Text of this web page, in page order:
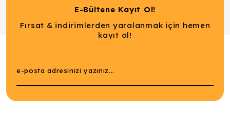
E-Bültene Kayıt Ol!
Fırsat & indirimlerden yaralanmak için hemen
kayıt ol!